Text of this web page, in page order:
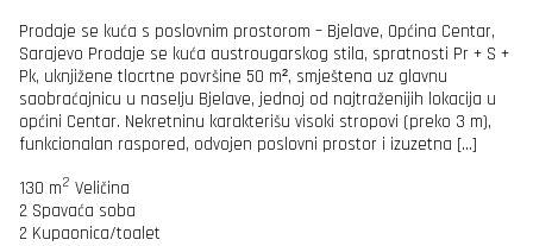
Prodaje se kuća s poslovnim prostorom – Bjelave, Općina Centar,
Sarajevo Prodaje se kuća austrougarskog stila, spratnosti Pr + S +
Pk, uknjižene tlocrtne površine 50 m², smještena uz glavnu
saobraćajnicu u naselju Bjelave, jednoj od najtraženijih lokacija u
općini Centar. Nekretninu karakterišu visoki stropovi (preko 3 m),
funkcionalan raspored, odvojen poslovni prostor i izuzetna […]
130 m2 Veličina
2 Spavaća soba
2 Kupaonica/toalet